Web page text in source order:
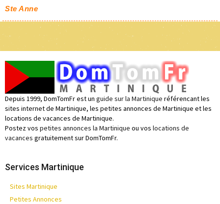
Ste Anne
Depuis 1999, DomTomFr est un guide sur la Martinique référencant les
sites internet de Martinique, les petites annonces de Martinique et les
locations de vacances de Martinique.
Postez vos petites annonces la Martinique ou vos locations de
vacances gratuitement sur DomTomFr.
Services Martinique
Sites Martinique
Petites Annonces